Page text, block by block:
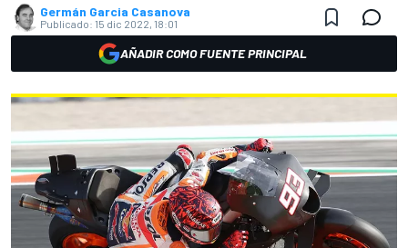
Germán Garcia Casanova
Publicado: 15 dic 2022, 18:01
AÑADIR COMO FUENTE PRINCIPAL